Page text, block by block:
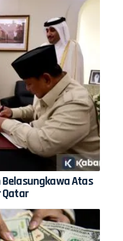
Atas